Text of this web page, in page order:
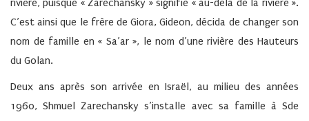
rivière, puisque « Zarechansky » signifie « au-delà de la rivière ».
C’est ainsi que le frère de Giora, Gideon, décida de changer son
nom de famille en « Sa’ar », le nom d’une rivière des Hauteurs
du Golan.
Deux ans après son arrivée en Israël, au milieu des années
1960, Shmuel Zarechansky s’installe avec sa famille à Sde